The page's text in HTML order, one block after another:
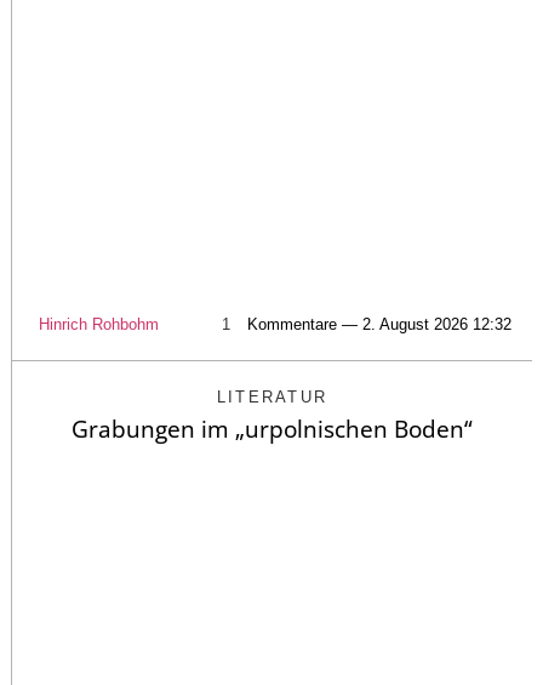
Hinrich Rohbohm 1 Kommentare — 2. August 2026 12:32
LITERATUR
Grabungen im „urpolnischen Boden“